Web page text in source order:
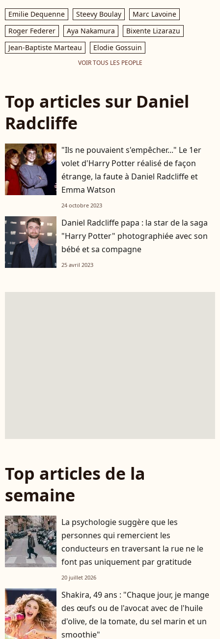
Emilie Dequenne Steevy Boulay
Marc Lavoine
Roger Federer
Aya Nakamura
Bixente Lizarazu
Jean-Baptiste Marteau
Elodie Gossuin
VOIR TOUS LES PEOPLE
Top articles sur Daniel
Radcliffe
"Ils ne pouvaient s'empêcher..." Le 1er
volet d'Harry Potter réalisé de façon
étrange, la faute à Daniel Radcliffe et
Emma Watson
24 octobre 2023
Daniel Radcliffe papa : la star de la saga
"Harry Potter" photographiée avec son
bébé et sa compagne
25 avril 2023
Top articles de la
semaine
La psychologie suggère que les
personnes qui remercient les
conducteurs en traversant la rue ne le
font pas uniquement par gratitude
20 juillet 2026
Shakira, 49 ans : "Chaque jour, je mange
des œufs ou de l'avocat avec de l'huile
d'olive, de la tomate, du sel marin et un
smoothie"